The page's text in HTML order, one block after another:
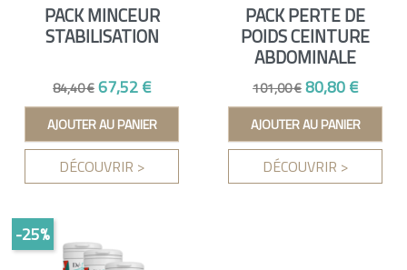
PACK MINCEUR
STABILISATION
Prix de base
84,40 €Prix
67,52 €
AJOUTER AU PANIER
DÉCOUVRIR >
PACK PERTE DE
POIDS CEINTURE
ABDOMINALE
Prix de base
101,00 €Prix
80,80 €
AJOUTER AU PANIER
DÉCOUVRIR >
-25%